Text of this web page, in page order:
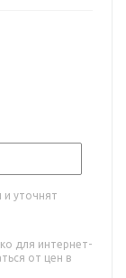
уточнят
для интернет-
от цен в